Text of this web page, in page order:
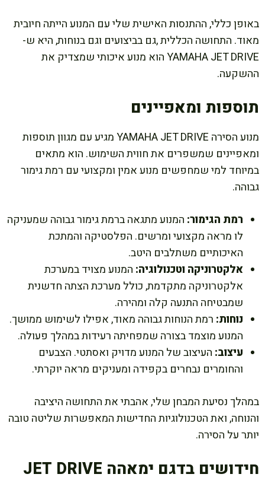
באופן כללי, ההתנסות האישית שלי עם המנוע הייתה חיובית
מאוד. התחושה הכללית ,גם בביצועים וגם בנוחות, היא ש-
YAMAHA JET DRIVE הוא מנוע איכותי שמצדיק את
ההשקעה.
תוספות ומאפיינים
מנוע הסירה YAMAHA JET DRIVE מגיע עם מגוון תוספות
ומאפיינים שמשפרים את חווית השימוש. הוא מתאים
במיוחד למי שמחפשים מנוע אמין ומקצועי עם רמת גימור
גבוהה.
רמת הגימור: המנוע מתגאה ברמת גימור גבוהה שמעניקה
לו מראה מקצועי ומרשים. הפלסטיקה והמתכת
האיכותיים משתלבים היטב.
אלקטרוניקה וטכנולוגיה: המנוע מצויד במערכת
אלקטרוניקה מתקדמת, כולל מערכת הצתה חדשנית
שמבטיחה התנעה קלה ומהירה.
נוחות: רמת הנוחות גבוהה מאוד, אפילו לשימוש ממושך.
המנוע מוצמד בצורה שמפחיתה רעידות במהלך פעולה.
עיצוב: העיצוב של המנוע מדויק ואסתטי. הצבעים
והחומרים נבחרים בקפידה ומעניקים מראה יוקרתי.
במהלך נסיעת המבחן שלי, אהבתי את התחושה היציבה
והנוחה, ואת הטכנולוגיות החדישות המאפשרות שליטה טובה
יותר על הסירה.
חידושים בדגם ימאהה JET DRIVE